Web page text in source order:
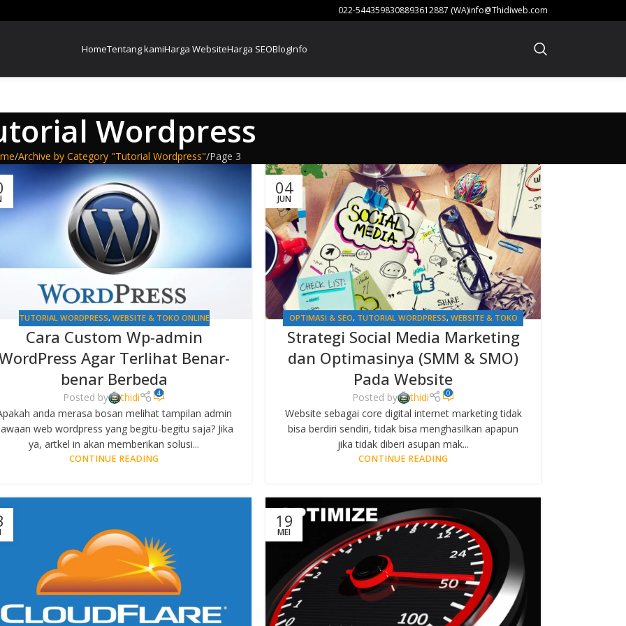
022-5443598308893612887 (WA)info@Thidiweb.com
HomeTentang kamiHarga WebsiteHarga SEOBlogInfo
Wordpress
Archive by Category "Tutorial Wordpress" Page 3
TUTORIAL WORDPRESS, WEBSITE & TOKO ONLINE
Cara Custom Wp-admin
Agar Terlihat Benar-
benar Berbeda
Posted by thidi 4
anda merasa bosan melihat tampilan admin
web wordpress yang begitu-begitu saja? Jika
ya, artkel in akan memberikan solusi...
CONTINUE READING
04
JUN
OPTIMASI & SEO, TUTORIAL WORDPRESS, WEBSITE & TOKO
ONLINE
Strategi Social Media Marketing
dan Optimasinya (SMM & SMO)
Pada Website
Posted by thidi 0
Website sebagai core digital internet marketing tidak
bisa berdiri sendiri, tidak bisa menghasilkan apapun
jika tidak diberi asupan mak...
CONTINUE READING
19
MEI